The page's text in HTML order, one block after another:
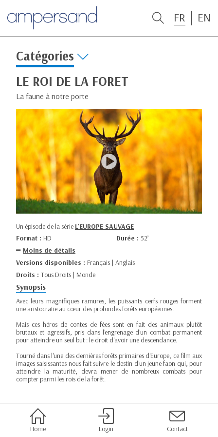
FR EN
Catégories
LE ROI DE LA FORET
La faune à notre porte
Un épisode de la série L'EUROPE SAUVAGE
Format : HD Durée : 52’
Moins de détails
Versions disponibles : Français | Anglais
Droits : Tous Droits | Monde
Synopsis
Avec leurs magnifiques ramures, les puissants cerfs rouges forment
une aristocratie au cœur des profondes forêts européennes.
Mais ces héros de contes de fées sont en fait des animaux plutôt
brutaux et agressifs, pris dans l'engrenage d'un combat permanent
pour atteindre un seul but : le droit d'avoir une descendance.
Tourné dans l'une des dernières forêts primaires d'Europe, ce film aux
images saisissantes nous fait suivre le destin d'un jeune faon qui, pour
atteindre la maturité, devra mener de nombreux combats pour
compter parmi les rois de la forêt.
Home Login Contact